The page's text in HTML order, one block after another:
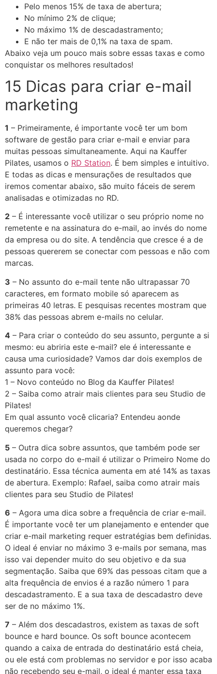
Pelo menos 15% de taxa de abertura;
No mínimo 2% de clique;
No máximo 1% de descadastramento;
E não ter mais de 0,1% na taxa de spam.
Abaixo veja um pouco mais sobre essas taxas e como
conquistar os melhores resultados!
15 Dicas para criar e-mail
marketing
1 – Primeiramente, é importante você ter um bom
software de gestão para criar e-mail e enviar para
muitas pessoas simultaneamente. Aqui na Kauffer
Pilates, usamos o RD Station. É bem simples e intuitivo.
E todas as dicas e mensurações de resultados que
iremos comentar abaixo, são muito fáceis de serem
analisadas e otimizadas no RD.
2 – É interessante você utilizar o seu próprio nome no
remetente e na assinatura do e-mail, ao invés do nome
da empresa ou do site. A tendência que cresce é a de
pessoas quererem se conectar com pessoas e não com
marcas.
3 – No assunto do e-mail tente não ultrapassar 70
caracteres, em formato mobile só aparecem as
primeiras 40 letras. E pesquisas recentes mostram que
38% das pessoas abrem e-mails no celular.
4 – Para criar o conteúdo do seu assunto, pergunte a si
mesmo: eu abriria este e-mail? ele é interessante e
causa uma curiosidade? Vamos dar dois exemplos de
assunto para você:
1 – Novo conteúdo no Blog da Kauffer Pilates!
2 – Saiba como atrair mais clientes para seu Studio de
Pilates!
Em qual assunto você clicaria? Entendeu aonde
queremos chegar?
5 – Outra dica sobre assuntos, que também pode ser
usada no corpo do e-mail é utilizar o Primeiro Nome do
destinatário. Essa técnica aumenta em até 14% as taxas
de abertura. Exemplo: Rafael, saiba como atrair mais
clientes para seu Studio de Pilates!
6 – Agora uma dica sobre a frequência de criar e-mail.
É importante você ter um planejamento e entender que
criar e-mail marketing requer estratégias bem definidas.
O ideal é enviar no máximo 3 e-mails por semana, mas
isso vai depender muito do seu objetivo e da sua
segmentação. Saiba que 69% das pessoas citam que a
alta frequência de envios é a razão número 1 para
descadastramento. E a sua taxa de descadastro deve
ser de no máximo 1%.
7 – Além dos descadastros, existem as taxas de soft
bounce e hard bounce. Os soft bounce acontecem
quando a caixa de entrada do destinatário está cheia,
ou ele está com problemas no servidor e por isso acaba
não recebendo seu e-mail, o ideal é manter essa taxa